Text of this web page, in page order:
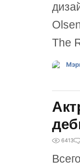
The
6413